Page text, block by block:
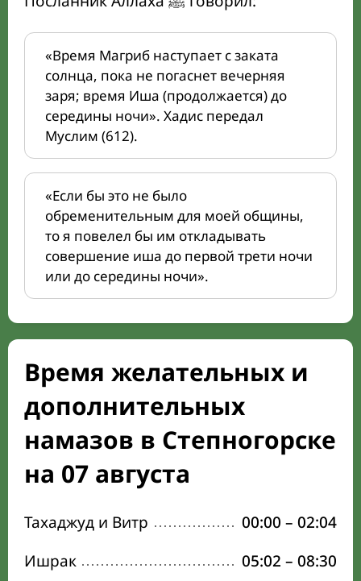
«Время Магриб наступает с заката
солнца, пока не погаснет вечерняя
заря; время Иша (продолжается) до
середины ночи». Хадис передал
Муслим (612).
«Если бы это не было
обременительным для моей общины,
то я повелел бы им откладывать
совершение иша до первой трети ночи
или до середины ночи».
Время желательных и
дополнительных
намазов в Степногорске
на 07 августа
Тахаджуд и Витр 00:00 – 02:04
Ишрак
05:02 – 08:30